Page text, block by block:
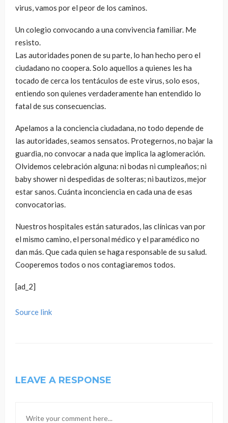
virus, vamos por el peor de los caminos.
Un colegio convocando a una convivencia familiar. Me
resisto.
Las autoridades ponen de su parte, lo han hecho pero el
ciudadano no coopera. Solo aquellos a quienes les ha
tocado de cerca los tentáculos de este virus, solo esos,
entiendo son quienes verdaderamente han entendido lo
fatal de sus consecuencias.
Apelamos a la conciencia ciudadana, no todo depende de
las autoridades, seamos sensatos. Protegernos, no bajar la
guardia, no convocar a nada que implica la aglomeración.
Olvidemos celebración alguna: ni bodas ni cumpleaños; ni
baby shower ni despedidas de solteras; ni bautizos, mejor
estar sanos. Cuánta inconciencia en cada una de esas
convocatorias.
Nuestros hospitales están saturados, las clínicas van por
el mismo camino, el personal médico y el paramédico no
dan más. Que cada quien se haga responsable de su salud.
Cooperemos todos o nos contagiaremos todos.
[ad_2]
Source link
LEAVE A RESPONSE